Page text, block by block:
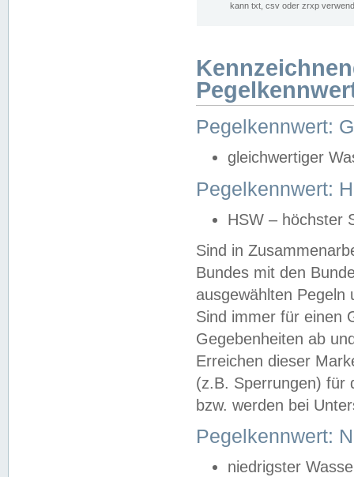
kann txt, csv oder zrxp
Pegelkennwert:
gleichwertiger
Pegelkennwert:
HSW – höchster
Sind in
Bundes mit den
ausgewählten
Sind immer für einen
Gegebenheiten ab
Erreichen dieser
(z.B. Sperrungen) für
bzw. werden bei
Pegelkennwert:
niedrigster